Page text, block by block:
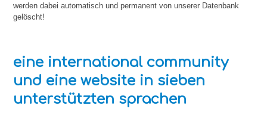
werden dabei automatisch und permanent von unserer Datenbank
gelöscht!
eine international community
und eine website in sieben
unterstützten sprachen